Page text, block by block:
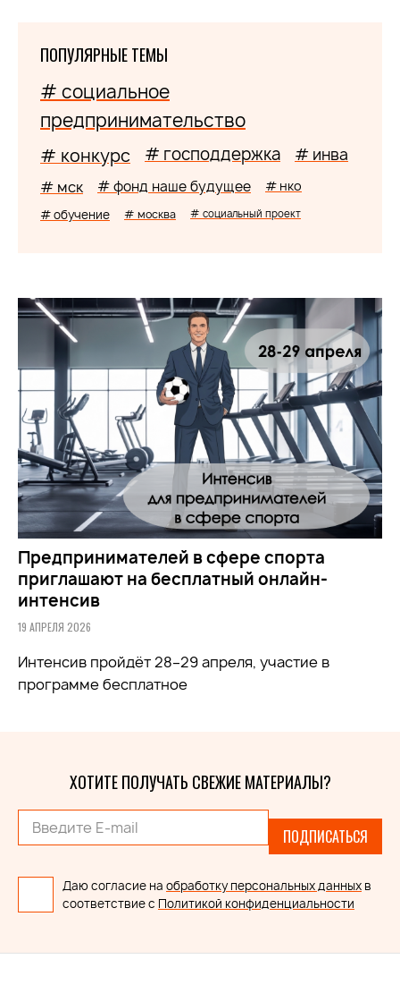
ПОПУЛЯРНЫЕ ТЕМЫ
# социальное
предпринимательство
# конкурс # господдержка # инва
# мск # фонд наше будущее # нко
# обучение # москва # социальный проект
Предпринимателей в сфере спорта
приглашают на бесплатный онлайн-
интенсив
19 АПРЕЛЯ 2026
Интенсив пройдёт 28–29 апреля, участие в
программе бесплатное
ХОТИТЕ ПОЛУЧАТЬ СВЕЖИЕ МАТЕРИАЛЫ?
ПОДПИСАТЬСЯ
Даю согласие на обработку персональных данных в
соответствие с Политикой конфиденциальности